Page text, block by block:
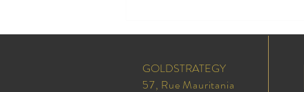
collaboration avec un call-center
GOLDSTRATEGY
57, Rue Mauritania